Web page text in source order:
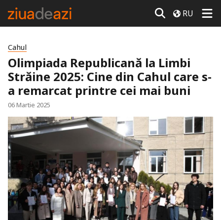
RU
Cahul
Olimpiada Republicană la Limbi
Străine 2025: Cine din Cahul care s-
a remarcat printre cei mai buni
06 Martie 2025